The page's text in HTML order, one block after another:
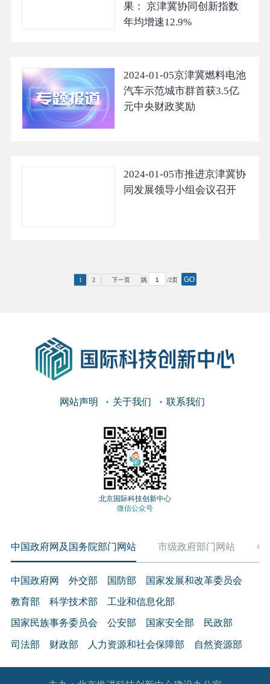
果： 京津冀协同创新指数
年均增速12.9%
2024-01-05京津冀燃料电池
汽车示范城市群首获3.5亿
元中央财政奖励
2024-01-05市推进京津冀协
同发展领导小组会议召开
1 2 下一页 跳 /2页 GO
网站声明 关于我们 联系我们
北京国际科技创新中心
微信公众号
中国政府网及国务院部门网站 市级政府部门网站 各
中国政府网 外交部 国防部 国家发展和改革委员会
教育部 科学技术部 工业和信息化部
国家民族事务委员会 公安部 国家安全部 民政部
司法部 财政部 人力资源和社会保障部 自然资源部
生态环境部 住房和城乡建设部 交通运输部 水利部